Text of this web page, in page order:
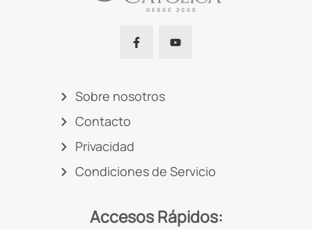
Sobre nosotros
Contacto
Privacidad
Condiciones de Servicio
Accesos Rápidos: